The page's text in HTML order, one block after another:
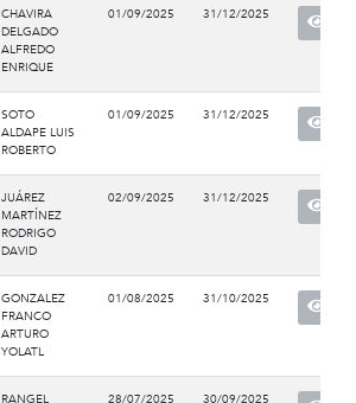
CHAVIRA
DELGADO
ALFREDO
ENRIQUE
01/09/2025 31/12/2025
SOTO
ALDAPE LUIS
ROBERTO
01/09/2025 31/12/2025
JUÁREZ
MARTÍNEZ
RODRIGO
DAVID
02/09/2025 31/12/2025
GONZALEZ
FRANCO
ARTURO
YOLATL
01/08/2025 31/10/2025
RANGEL
28/07/2025 30/09/2025